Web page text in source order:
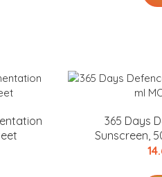
365 Days
Sunscreen,
Kauppa
tuotteet -
nyt